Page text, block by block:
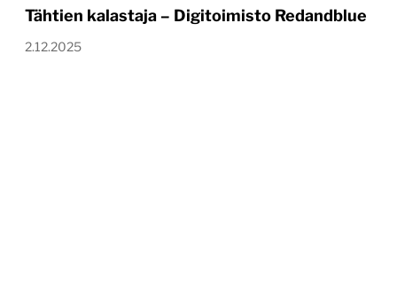
Tähtien kalastaja – Digitoimisto Redandblue
2.12.2025